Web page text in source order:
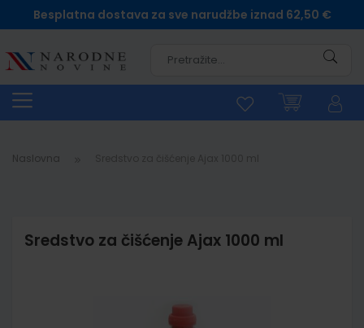
Besplatna dostava za sve narudžbe iznad 62,50 €
Naslovna
Sredstvo za čišćenje Ajax 1000 ml